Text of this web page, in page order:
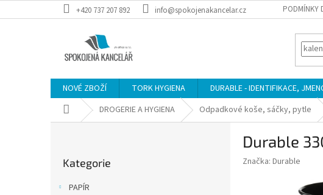
na
+420 737 207 892 info@spokojenakancelar.cz PODMÍNKY
NOVÉ ZBOŽÍ TORK HYGIENA DURABLE - IDENTIFIKACE,
Domů DROGERIE A HYGIENA Odpadkové koše, sáčky, pytle
kategorie
Kategorie
PAPÍR
Durable
Značka: Durable